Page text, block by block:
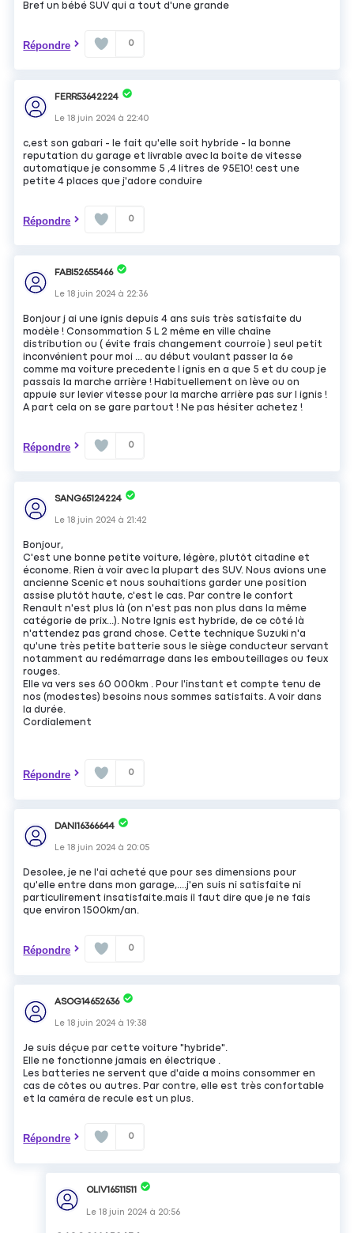
Bref un bébé SUV qui a tout d'une grande
Répondre 0
FERR53642224
Le18 juin 2024 à 22:40
c,est son gabari - le fait qu'elle soit hybride - la bonne
reputation du garage et livrable avec la boite de vitesse
automatique je consomme 5 ,4 litres de 95E10! cest une
petite 4 places que j'adore conduire
Répondre 0
FABI52655466
Le18 juin 2024 à 22:36
Bonjour j ai une ignis depuis 4 ans suis très satisfaite du
modèle ! Consommation 5 L 2 même en ville chaîne
distribution ou ( évite frais changement courroie ) seul petit
inconvénient pour moi ... au début voulant passer la 6e
comme ma voiture precedente l ignis en a que 5 et du coup je
passais la marche arrière ! Habituellement on lève ou on
appuie sur levier vitesse pour la marche arrière pas sur l ignis !
A part cela on se gare partout ! Ne pas hésiter achetez !
Répondre 0
SANG65124224
Le18 juin 2024 à 21:42
Bonjour,
C'est une bonne petite voiture, légère, plutôt citadine et
économe. Rien à voir avec la plupart des SUV. Nous avions une
ancienne Scenic et nous souhaitions garder une position
assise plutôt haute, c'est le cas. Par contre le confort
Renault n'est plus là (on n'est pas non plus dans la même
catégorie de prix...). Notre Ignis est hybride, de ce côté là
n'attendez pas grand chose. Cette technique Suzuki n'a
qu'une très petite batterie sous le siège conducteur servant
notamment au redémarrage dans les embouteillages ou feux
rouges.
Elle va vers ses 60 000km . Pour l'instant et compte tenu de
nos (modestes) besoins nous sommes satisfaits. A voir dans
la durée.
Cordialement
Répondre 0
DANI16366644
Le18 juin 2024 à 20:05
Desolee, je ne l'ai acheté que pour ses dimensions pour
qu'elle entre dans mon garage,....j'en suis ni satisfaite ni
particulirement insatisfaite.mais il faut dire que je ne fais
que environ 1500km/an.
Répondre 0
ASOG14652636
Le18 juin 2024 à19:38
Je suis déçue par cette voiture "hybride".
Elle ne fonctionne jamais en électrique .
Les batteries ne servent que d'aide a moins consommer en
cas de côtes ou autres. Par contre, elle est très confortable
et la caméra de recule est un plus.
Répondre 0
OLIV16511511
Le18 juin 2024 à 20:56